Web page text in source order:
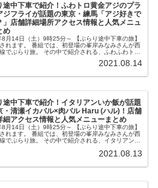
途中下車で紹介！ふわトロ黄金アジのプラ
ジフライが話題の東京・練馬「アジ好きで
」店舗詳細場所アクセス情報と人気メニュ
め
月14日（土）9時25分～ 【ぶらり途中下車の旅】
れます。 番組では、初登場の峯岸みなみさんが西
でぶらり旅。 その中で紹介される、ふわふわトロ
2021.08.14
途中下車で紹介！イタリアンいか飯が話題
・清瀬イカバル×肉バル Haru (ハル)！店舗
細アクセス情報と人気メニューまとめ
月14日（土）9時25分～ 【ぶらり途中下車の旅】
れます。 番組では、初登場の峯岸みなみさんが西
でぶらり旅。 その中で紹介される、イタリアンい
2021.08.13